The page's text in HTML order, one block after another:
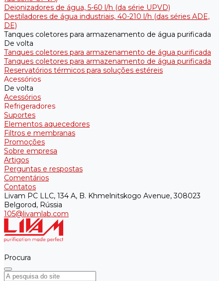
Deionizadores de água, 5-60 l/h (da série UPVD)
Destiladores de água industriais, 40-210 l/h (das séries ADE,
DE)
Tanques coletores para armazenamento de água purificada
De volta
Tanques coletores para armazenamento de água purificada
Tanques coletores para armazenamento de água purificada
Reservatórios térmicos para soluções estéreis
Acessórios
De volta
Acessórios
Refrigeradores
Suportes
Elementos aquecedores
Filtros e membranas
Promoções
Sobre empresa
Artigos
Perguntas e respostas
Comentários
Contatos
Livam PC LLC, 134 A, B. Khmelnitskogo Avenue, 308023
Belgorod, Rússia
105@livamlab.com
Procura